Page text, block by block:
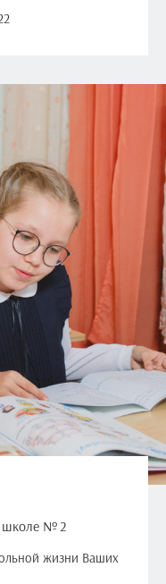
школе № 2
жизни Ваших